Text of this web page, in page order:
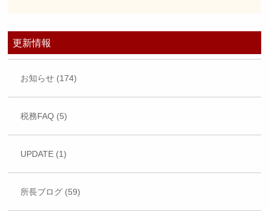
更新情報
お知らせ (174)
税務FAQ (5)
UPDATE (1)
所長ブログ (59)